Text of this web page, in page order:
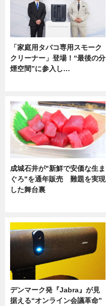
「家庭用タバコ専用スモーク
クリーナー」登場！“最後の分
煙空間”に参入し…
成城石井が"新鮮で安価な生ま
ぐろ"を通年販売 難題を実現
した舞台裏
デンマーク発『Jabra』が見
据える“オンライン会議革命”